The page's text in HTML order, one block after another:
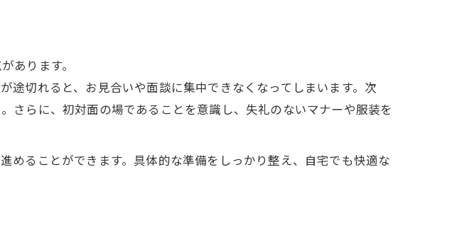
象を残す方法
身につけよう
合い失敗回避策
相談所オンライン活用
のよくある不安とは
あります。
途切れると、お見合いや面談に集中できなくなってしまいます。次
さらに、初対面の場であることを意識し、失礼のないマナーや服装を
めることができます。具体的な準備をしっかり整え、自宅でも快適な